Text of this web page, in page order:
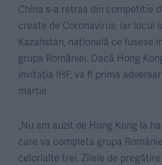
China s-a retras din competitie
create de Coronavirus, iar locul
Kazahstan, națională ce fusese
grupa României. Dacă Hong
invitația IHF, va fi prima
martie.
„Nu am auzit de Hong Kong la
care va completa grupa
celorlalte trei. Zilele de